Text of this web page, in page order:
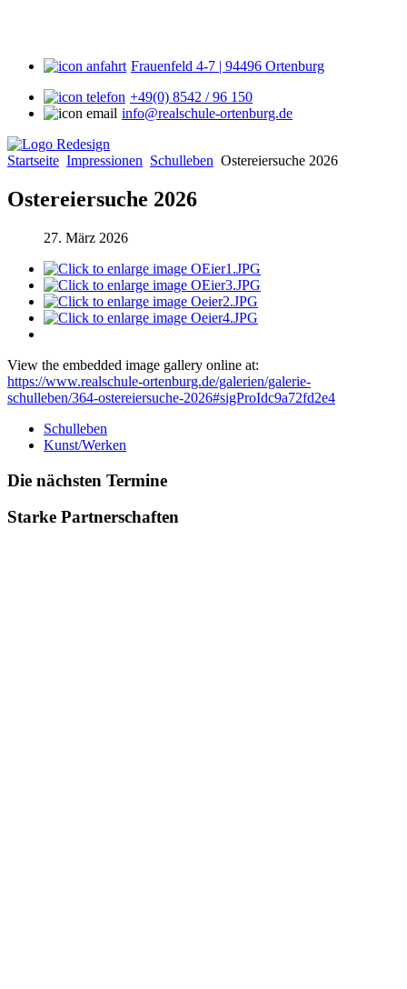
Frauenfeld 4-7 | 94496 Ortenburg
+49(0) 8542 / 96 150
info@realschule-ortenburg.de
Startseite Impressionen Schulleben Ostereiersuche 2026
Ostereiersuche 2026
27. März 2026
View the embedded image gallery online at:
https://www.realschule-ortenburg.de/galerien/galerie-
schulleben/364-ostereiersuche-2026#sigProIdc9a72fd2e4
Schulleben
Kunst/Werken
Die nächsten Termine
Starke Partnerschaften